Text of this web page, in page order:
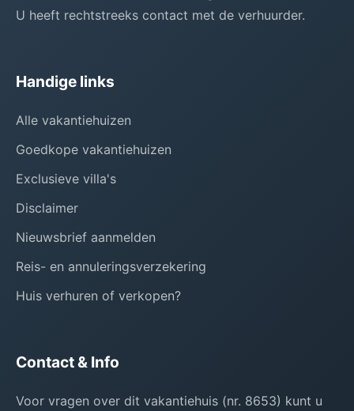
U heeft rechtstreeks contact met de verhuurder.
Handige links
Alle vakantiehuizen
Goedkope vakantiehuizen
Exclusieve villa's
Disclaimer
Nieuwsbrief aanmelden
Reis- en annuleringsverzekering
Huis verhuren of verkopen?
Contact & Info
Voor vragen over dit vakantiehuis (nr. 8653) kunt u